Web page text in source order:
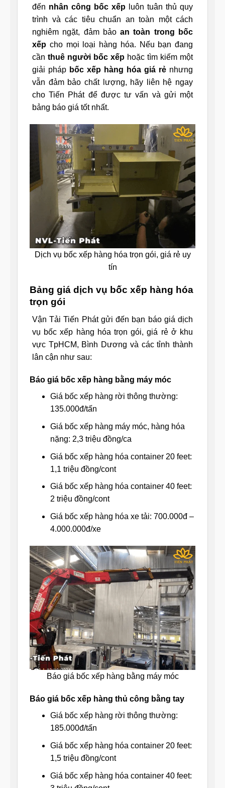
đến nhân công bốc xếp luôn tuân thủ quy
trình và các tiêu chuẩn an toàn một cách
nghiêm ngặt, đảm bảoan toàn trong bốc
xếp cho mọi loại hàng hóa. Nếu bạn đang
cần thuê người bốc xếp hoặc tìm kiếm một
giải pháp bốc xếp hàng hóa giá rẻ nhưng
vẫn đảm bảo chất lượng, hãy liên hệ ngay
cho Tiến Phát để được tư vấn và gửi một
bảng báo giá tốt nhất.
Dịch vụ bốc xếp hàng hóa trọn gói, giá rẻ uy
tín
Bảng giá dịch vụ bốc xếp hàng hóa
trọn gói
Vận Tải Tiến Phát gửi đến bạn báo giá dịch
vụ bốc xếp hàng hóa trọn gói, giá rẻ ở khu
vực TpHCM, Bình Dương và các tỉnh thành
lân cận như sau:
Báo giá bốc xếp hàng bằng máy móc
Giá bốc xếp hàng rời thông thường:
135.000đ/tấn
Giá bốc xếp hàng máy móc, hàng hóa
nặng: 2,3 triệu đồng/ca
Giá bốc xếp hàng hóa container 20 feet:
1,1 triệu đồng/cont
Giá bốc xếp hàng hóa container 40 feet:
2 triệu đồng/cont
Giá bốc xếp hàng hóa xe tải: 700.000đ –
4.000.000đ/xe
Báo giá bốc xếp hàng bằng máy móc
Báo giá bốc xếp hàng thủ công bằng tay
Giá bốc xếp hàng rời thông thường:
185.000đ/tấn
Giá bốc xếp hàng hóa container 20 feet:
1,5 triệu đồng/cont
Giá bốc xếp hàng hóa container 40 feet: